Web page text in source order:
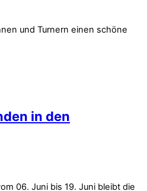
und Turnern einen schöne
in den
06. Juni bis 19. Juni bleibt die